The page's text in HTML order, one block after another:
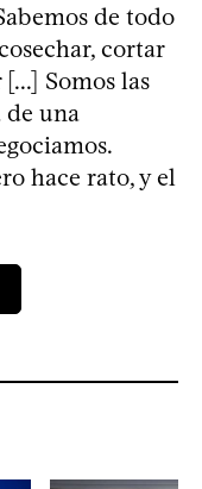
de todo
cortar
Somos las
una
hace rato, y el